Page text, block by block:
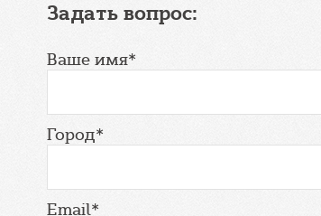
Задать вопрос:
Ваше имя*
Город*
Email*